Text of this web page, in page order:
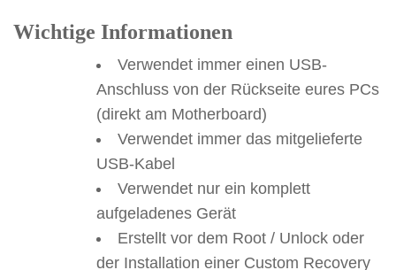
Wichtige Informationen
Verwendet immer einen USB-
Anschluss von der Rückseite eures PCs
(direkt am Motherboard)
Verwendet immer das mitgelieferte
USB-Kabel
Verwendet nur ein komplett
aufgeladenes Gerät
Erstellt vor dem Root / Unlock oder
der Installation einer Custom Recovery